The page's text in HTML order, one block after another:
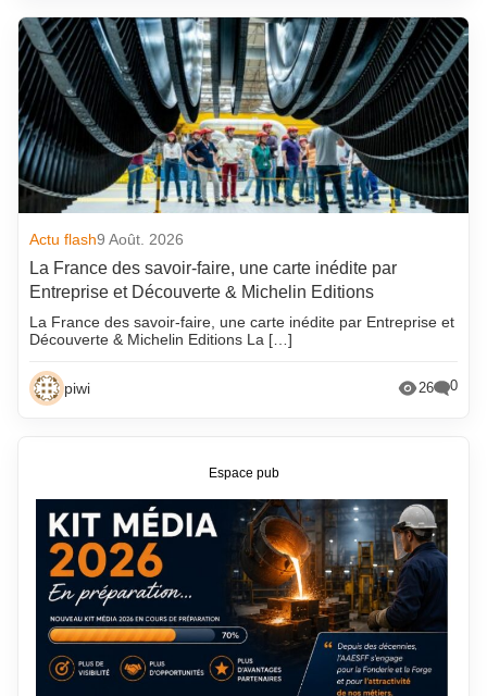
Actu flash9 Août. 2026
La France des savoir-faire, une carte inédite par
Entreprise et Découverte & Michelin Editions
La France des savoir-faire, une carte inédite par Entreprise et
Découverte & Michelin Editions La […]
piwi 26 0
Espace pub